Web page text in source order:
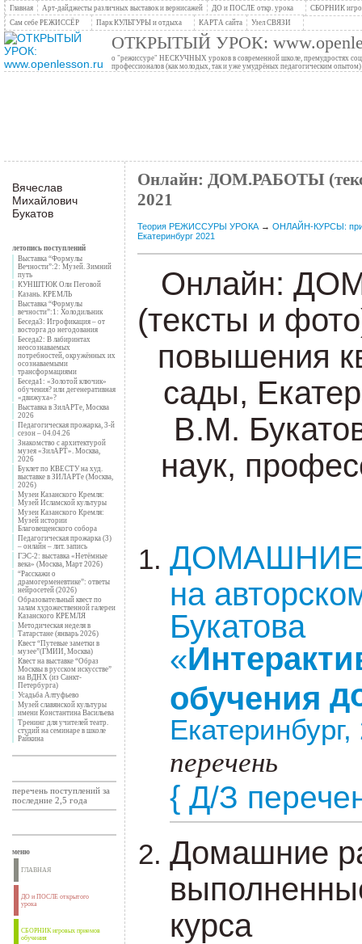
Главная Арт-дайджесты различных выставок и вернисажей ДО и ПОСЛЕ откр. урока
СБОРНИК
Сам себе РЕЖИССЁР
Парк КУЛЬТУРЫ и отдыха КАРТА сайта Узел СВЯЗИ
ОТКРЫТЫЙ УРОК:
о "режиссуре" НЕСКУЧНЫХ уроков в современной школе, премудростях
профессионалов (как молодых, так и уже умудрёных педагогическим опытом)
Вячеслав
Михайлович
Букатов
летопись поступлений
Выставка “Формулы
Вечности”:2: Музей. Зимний
путь
КУНШТЮК Оли Пеговой
Казань. КРЕМЛЬ
Выставка “Формулы
вечности”:1: Холодильник
Беседа3: Игрофикация – от
восторга до негодования
Беседа2: В лабиринтах
неосознаваемых
потребностей, окружённых их
осознаваемыми
трансформациями
Беседа1: «Золотой ключик»
обучения? или дегенеративная
«движуха»?
Выставка в ЗилАРТе, Москва
2026
Педагогическая прожарка, 3-й
сезон – 04.04.26
Знакомство с архитектурой
музея «ЗилАРТ». Москва,
2026
Буклет по КВЕСТУ на худ.
выставке в ЗИЛАРТе (Москва,
2026)
Музеи Казанского Кремля:
Музей Исламской культуры
Музеи Казанского Кремля:
Музей истории
Благовещенского собора
Педагогическая прожарка (3)
– онлайн – лит. запись
ГЭС-2: выставка «Нетёмные
века» (Москва, Март 2026)
“Расскажи о
драмогерменевтике”: ответы
нейросетей (2026)
Образовательный квест по
залам художественной галереи
Казанского КРЕМЛЯ
Методическая неделя в
Татарстане (январь 2026)
Квест “Путевые заметки в
музее”(ГМИИ, Москва)
Квест на выставке “Образ
Москвы в русском искусстве”
на ВДНХ (из Санкт-
Петербурга)
Усадьба Алтуфьево
Музей славянской культуры
имени Константина Васильева
Тренинг для учителей театр.
студий на семинаре в школе
Райкина
перечень поступлений за
последние 2,5 года
меню
ГЛАВНАЯ
ДО и ПОСЛЕ открытого
урока
СБОРНИК игровых приемов
обучения
Онлайн: ДОМ.РАБОТЫ
2021
Теория РЕЖИССУРЫ УРОКА→ ОНЛАЙН-КУРСЫ:
Екатеринбург 2021
Онлайн:
(тексты и
повышения
сады,
В.М.
наук,
ДОМАШНИЕ
на
Букатова
«
обучения
перечень
{ Д/З
Домашние
курса